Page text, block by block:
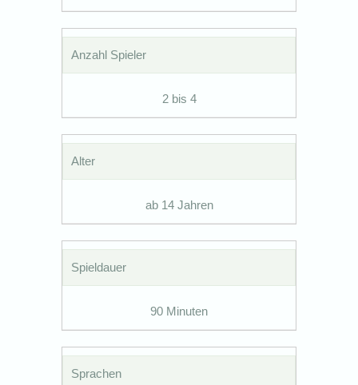
Anzahl Spieler
2 bis 4
Alter
ab 14 Jahren
Spieldauer
90 Minuten
Sprachen